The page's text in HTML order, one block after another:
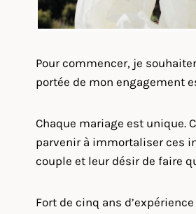
Pour commencer, je
portée de mon engagement
Chaque mariage est unique.
parvenir à immortaliser ces
couple et leur désir de faire
Fort de cinq ans